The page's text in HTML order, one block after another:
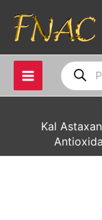
para
conteúdo
Pesquisar
produtos
Kal